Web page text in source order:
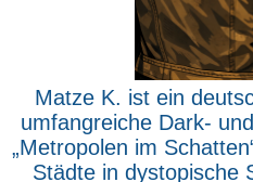
Matze K. ist ein
umfangreiche Dark-
„Metropolen im
Städte in dystopische